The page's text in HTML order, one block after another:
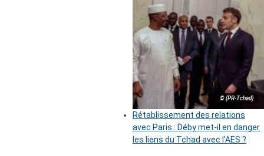
© (PR-Tchad)
Rétablissement des relations
avec Paris : Déby met-il en danger
les liens du Tchad avec l’AES ?